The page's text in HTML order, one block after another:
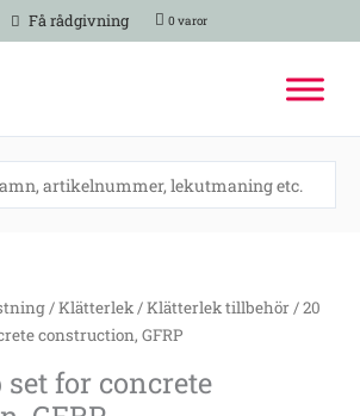
Få rådgivning 0 varor
/Klätterlek/Klätterlek tillbehör/ 20
construction, GFRP
set for concrete